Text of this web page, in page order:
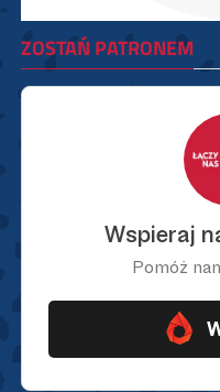
ZOSTAŃ PATRONEM